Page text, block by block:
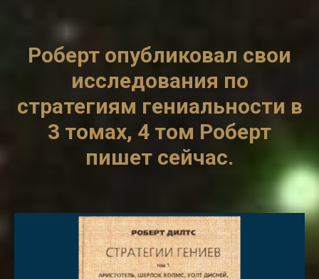
Роберт опубликовал свои
исследования по
стратегиям гениальности в
3 томах, 4 том Роберт
пишет сейчас.